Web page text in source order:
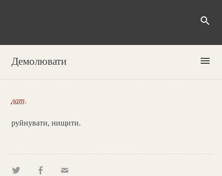
search
Демолювати menu
лат.
руйнувати, нищити.